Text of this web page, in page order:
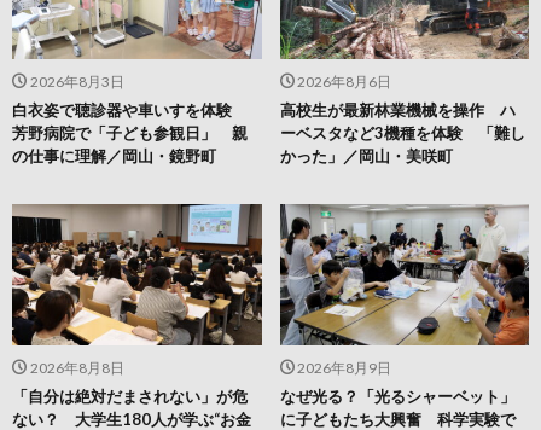
2026年8月9日
なぜ光る？「光るシャーベット」
に子どもたち大興奮 科学実験で
2026年8月8日
「自分は絶対だまされない」が危
ない？ 大学生180人が学ぶ“お金
2026年8月6日
高校生が最新林業機械を操作 ハ
ーベスタなど3機種を体験 「難し
かった」／岡山・美咲町
2026年8月3日
白衣姿で聴診器や車いすを体験
芳野病院で「子ども参観日」 親
の仕事に理解／岡山・鏡野町